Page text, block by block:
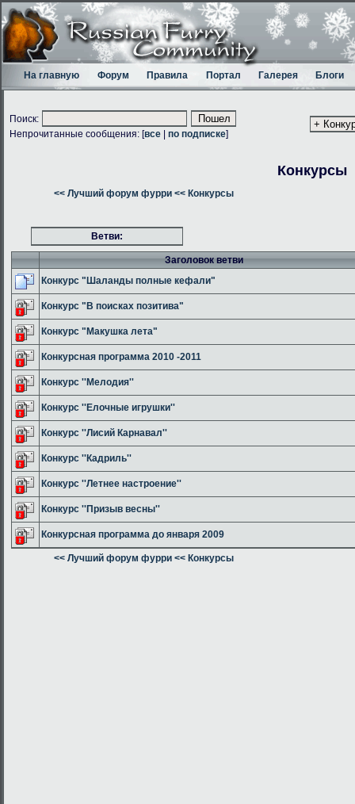
На главную Форум Правила Портал Галерея Блоги
Поиск:
Непрочитанные сообщения: [все по подписке]
Конкурсы
<< Лучший форум фурри << Конкурсы
Ветви:
Заголовок ветви
Конкурс "Шаланды полные кефали"
Конкурс "В поисках позитива"
Конкурс "Макушка лета"
Конкурсная программа 2010 -2011
Конкурс ''Мелодия''
Конкурс ''Елочные игрушки''
Конкурс ''Лисий Карнавал''
Конкурс ''Кадриль''
Конкурс ''Летнее настроение''
Конкурс ''Призыв весны''
Конкурсная программа до января 2009
<< Лучший форум фурри << Конкурсы